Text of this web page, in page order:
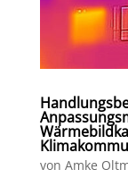
von Amke